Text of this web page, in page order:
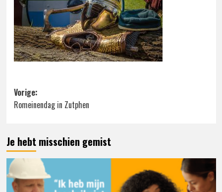
Bericht
navigatie
Vorige:
Romeinendag in Zutphen
Je hebt misschien gemist